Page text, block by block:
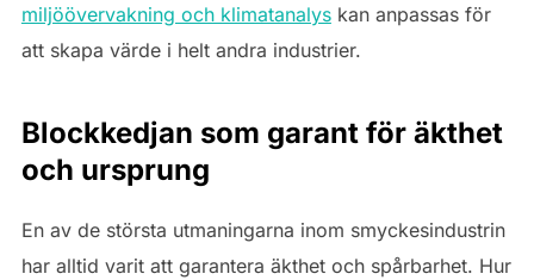
miljöövervakning och klimatanalyskan anpassas för
att skapa värde i helt andra industrier.
Blockkedjan som garant för äkthet
och ursprung
En av de största utmaningarna inom smyckesindustrin
har alltid varit att garantera äkthet och spårbarhet. Hur